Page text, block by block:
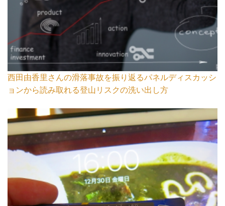
西田由香里さんの滑落事故を振り返るパネルディスカッシ
ョンから読み取れる登山リスクの洗い出し方